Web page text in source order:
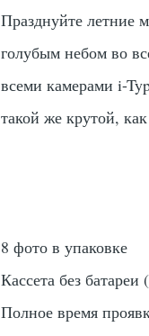
Празднуйте летние
голубым небом во
всеми камерами i-
такой же крутой,
8 фото в упаковке
Кассета без
Полное время